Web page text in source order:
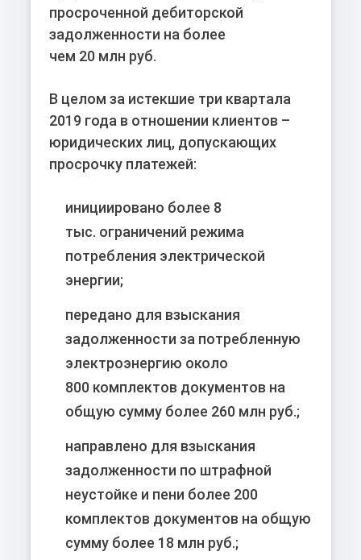
просроченной дебиторской
задолженности на более
чем 20 млн руб.
В целом за истекшие три квартала
2019 года в отношении клиентов –
юридических лиц, допускающих
просрочку платежей:
инициировано более 8
тыс. ограничений режима
потребления электрической
энергии;
передано для взыскания
задолженности за потребленную
электроэнергию около
800комплектов документов на
общую сумму более 260 млн руб.;
направлено для взыскания
задолженности по штрафной
неустойке и пени более 200
комплектов документов на общую
сумму более 18 млн руб.;